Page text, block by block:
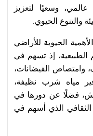
وسعيًا لتعزيز
والتنوع الحيوي.
الحيوية للأراضي
الطبيعية، إذ تسهم في
وامتصاص الفيضانات،
مياه شرب نظيفة،
فضلًا عن دورها في
الثقافي الذي أسهم في